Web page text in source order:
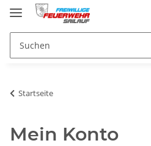
Startseite
Mein Konto